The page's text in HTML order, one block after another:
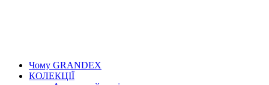
Чому GRANDEX
КОЛЕКЦІЇ